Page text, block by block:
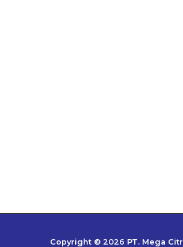
Copyright © 2026 PT. Mega